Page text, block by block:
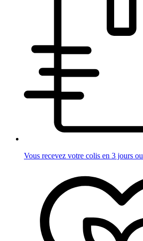
Vous recevez votre colis en 3 jours